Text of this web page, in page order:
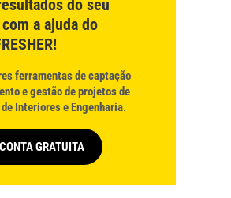
do seu
a ajuda do
ferramentas de captação
e gestão de projetos de
Interiores e Engenharia.
GRATUITA